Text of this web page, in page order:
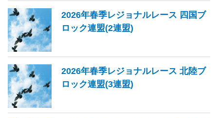
2026年春季レジョナルレース 四国ブ
ロック連盟(2連盟)
2026年春季レジョナルレース 北陸ブ
ロック連盟(3連盟)